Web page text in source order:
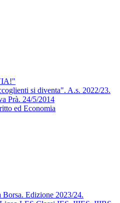
si diventa". A.s. 2022/23.
Prà. 24/5/2014
ed Economia
Borsa. Edizione 2023/24.